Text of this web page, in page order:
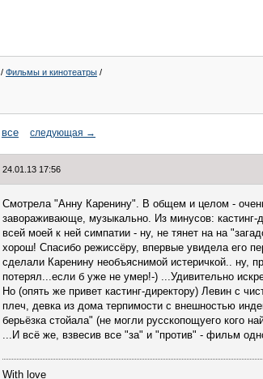
/ Фильмы и кинотеатры /
все следующая →
24.01.13 17:56
Смотрела "Анну Каренину". В общем и целом -
завораживающе, музыкально. Из минусов:
всей моей к ней симпатии - ну, не тянет на на
хорош! Спасибо режиссёру, впервые увидела его
сделали Каренину необъяснимой истеричкой.. ну,
потерял...если б уже не умер!-) ...Удивительно
Но (опять же привет кастинг-директору) Левин с
плеч, девка из дома терпимости с внешностью
берьёзка стойала" (не могли русскопощуего кого
...И всё же, взвесив все "за" и "против" - фильм
With love